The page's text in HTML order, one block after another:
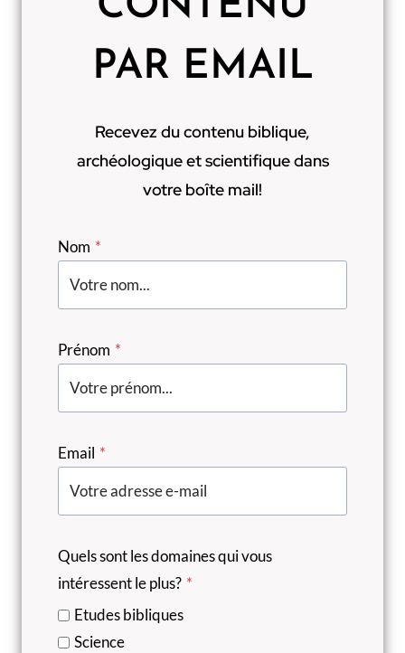
PAR EMAIL
Recevez du contenu biblique,
archéologique et scientifique dans
votre boîte mail!
Nom *
Prénom *
Email *
Quels sont les domaines qui vous
intéressent le plus? *
Etudes bibliques
Science